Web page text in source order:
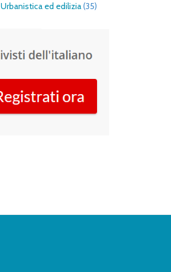
Urbanistica ed edilizia(35)